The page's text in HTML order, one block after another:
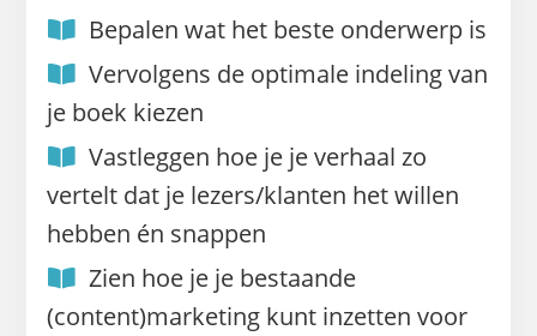
Bepalen wat het beste onderwerp is
Vervolgens de optimale indeling van
je boek kiezen
Vastleggen hoe je je verhaal zo
vertelt dat je lezers/klanten het willen
hebben én snappen
Zien hoe je je bestaande
(content)marketing kunt inzetten voor